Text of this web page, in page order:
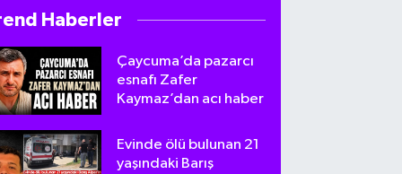
Haberler
Çaycuma’da pazarcı
esnafı Zafer
Kaymaz’dan acı haber
Evinde ölü bulunan 21
yaşındaki Barış